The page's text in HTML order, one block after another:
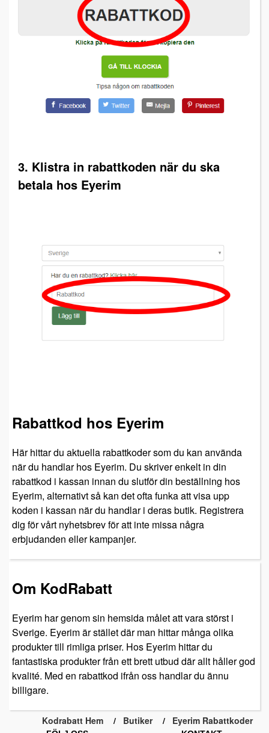
3. Klistra in rabattkoden när du ska
betala hos Eyerim
Rabattkod hos Eyerim
Här hittar du aktuella rabattkoder som du kan använda
när du handlar hos Eyerim. Du skriver enkelt in din
rabattkod i kassan innan du slutför din beställning hos
Eyerim, alternativt så kan det ofta funka att visa upp
koden i kassan när du handlar i deras butik. Registrera
dig för vårt nyhetsbrev för att inte missa några
erbjudanden eller kampanjer.
Om KodRabatt
Eyerim har genom sin hemsida målet att vara störst i
Sverige. Eyerim är stället där man hittar många olika
produkter till rimliga priser. Hos Eyerim hittar du
fantastiska produkter från ett brett utbud där allt håller god
kvalité. Med en rabattkod ifrån oss handlar du ännu
billigare.
Kodrabatt Hem Butiker Eyerim Rabattkoder